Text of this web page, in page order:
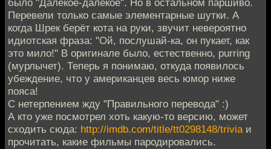
было "Далёкое-далёкое". Но в остальном паршиво.
Перевели только самые элементарные шутки. А
когда Шрек берёт кота на руки, звучит невероятно
идиотская фраза: "Ой, послушай-ка, он пукает, как
это мило!" В оригинале было, естественно, purring
(мурлычет). Теперь я понимаю, откуда появилось
убеждение, что у американцев весь юмор ниже
пояса!
С нетерпением жду "Правильного перевода" :)
А кто уже посмотрел хоть какую-то версию, может
сходить сюда: http://imdb.com/title/tt0298148/triviaи
прочитать, какие фильмы пародировались.